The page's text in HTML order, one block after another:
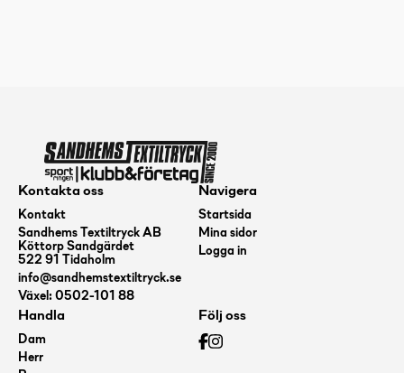
Kontakta oss
Kontakt
Sandhems Textiltryck AB
Köttorp Sandgärdet
522 91 Tidaholm
info@sandhemstextiltryck.se
Växel: 0502-101 88
Navigera
Startsida
Mina sidor
Logga in
Handla
Dam
Herr
Följ oss